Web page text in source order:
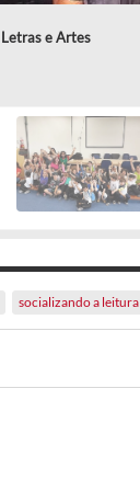
e Artes
socializando a leitura